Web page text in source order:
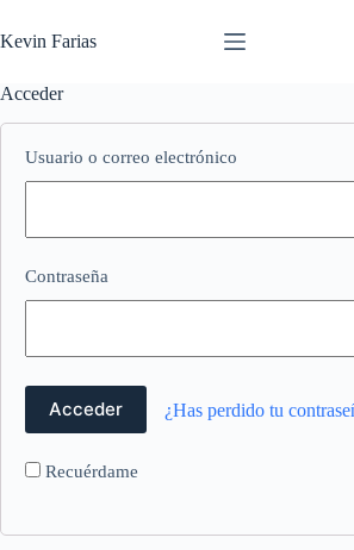
al
contenido
Kevin Farias
Acceder
Usuario o correo electrónico
Contraseña
¿Has perdido tu
Recuérdame